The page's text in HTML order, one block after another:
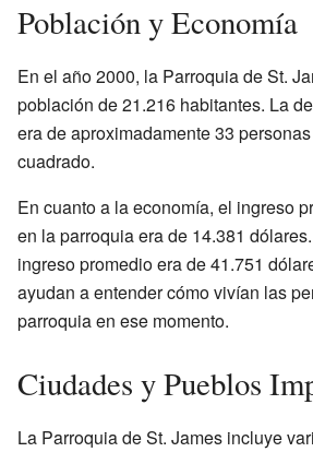
Población y Economía
En el año 2000, la Parroquia de St.
población de 21.216 habitantes. La
era de aproximadamente 33
cuadrado.
En cuanto a la economía, el ingreso
en la parroquia era de 14.381
ingreso promedio era de 41.751
ayudan a entender cómo vivían las
parroquia en ese momento.
Ciudades y Pueblos
La Parroquia de St. James incluye